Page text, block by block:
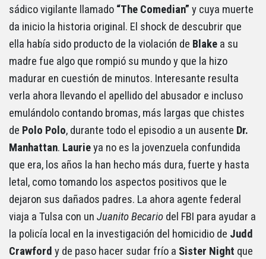
sádico vigilante llamado “The Comedian” y cuya muerte
da inicio la historia original. El shock de descubrir que
ella había sido producto de la violación de Blake a su
madre fue algo que rompió su mundo y que la hizo
madurar en cuestión de minutos. Interesante resulta
verla ahora llevando el apellido del abusador e incluso
emulándolo contando bromas, más largas que chistes
de Polo Polo, durante todo el episodio a un ausente Dr.
Manhattan. Laurieya no es la jovenzuela confundida
que era, los años la han hecho más dura, fuerte y hasta
letal, como tomando los aspectos positivos que le
dejaron sus dañados padres. La ahora agente federal
viaja a Tulsa con un Juanito Becario del FBI para ayudar a
la policía local en la investigación del homicidio de Judd
Crawford y de paso hacer sudar frío a Sister Night que